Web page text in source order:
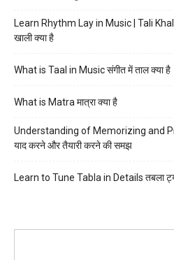
Learn Rhythm Lay in Music | Tali
खाली क्या है
What is Taal in Music संगीत में ताल क्या है
What is Matra मात्रा क्या है
Understanding of Memorizing and
याद करने और तैयारी करने की समझ
Learn to Tune Tabla in Details तबला